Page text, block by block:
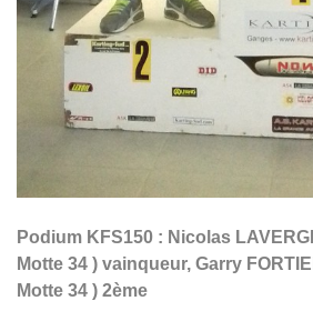
Podium KFS150 : Nicolas
Motte 34 ) vainqueur, Garry
Motte 34 ) 2ème